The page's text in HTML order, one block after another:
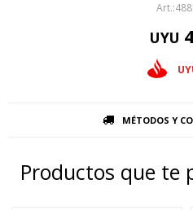
UYU
MÉTODOS Y
Productos que te